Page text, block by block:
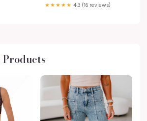
★★★★★ 4.3 (16 reviews)
Products